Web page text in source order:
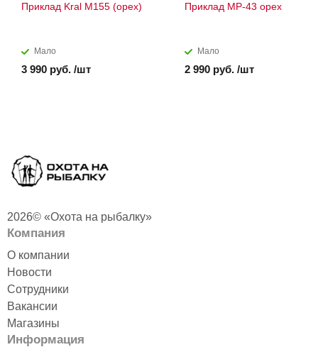
Приклад Kral M155 (орех)
Мало
3 990 руб. /шт
Приклад МР-43 орех
Мало
2 990 руб. /шт
2026© «Охота на рыбалку»
Компания
О компании
Новости
Сотрудники
Вакансии
Магазины
Информация